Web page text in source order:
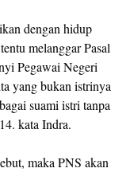
dengan hidup
melanggar Pasal
Pegawai Negeri
yang bukan istrinya
suami istri tanpa
kata Indra.
maka PNS akan